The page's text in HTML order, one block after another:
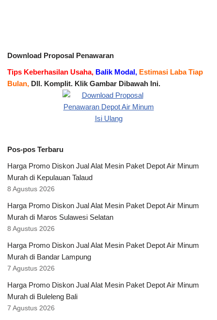
Download Proposal Penawaran
Tips Keberhasilan Usaha, Balik Modal, Estimasi Laba Tiap
Bulan, Dll. Komplit. Klik Gambar Dibawah Ini.
Pos-pos Terbaru
Harga Promo Diskon Jual Alat Mesin Paket Depot Air Minum
Murah di Kepulauan Talaud
8 Agustus 2026
Harga Promo Diskon Jual Alat Mesin Paket Depot Air Minum
Murah di Maros Sulawesi Selatan
8 Agustus 2026
Harga Promo Diskon Jual Alat Mesin Paket Depot Air Minum
Murah di Bandar Lampung
7 Agustus 2026
Harga Promo Diskon Jual Alat Mesin Paket Depot Air Minum
Murah di Buleleng Bali
7 Agustus 2026